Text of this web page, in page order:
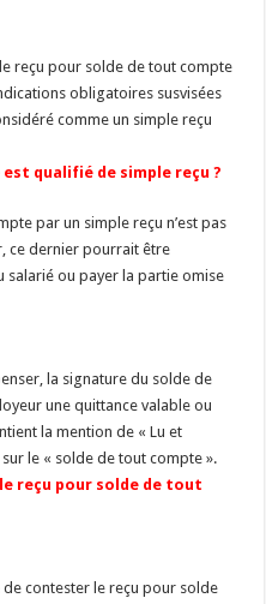
reçu pour solde de tout compte
obligatoires susvisées
comme un simple reçu
qualifié de simple reçu ?
par un simple reçu n’est pas
ce dernier pourrait être
salarié ou payer la partie omise
la signature du solde de
une quittance valable ou
la mention de « Lu et
le « solde de tout compte ».
reçu pour solde de tout
contester le reçu pour solde